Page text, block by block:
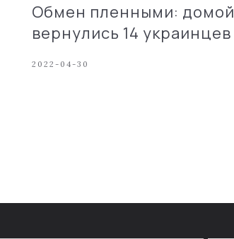
Обмен пленными: домой
вернулись 14 украинцев
2022-04-30